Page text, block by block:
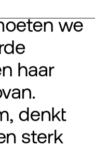
we
haar
denkt
sterk